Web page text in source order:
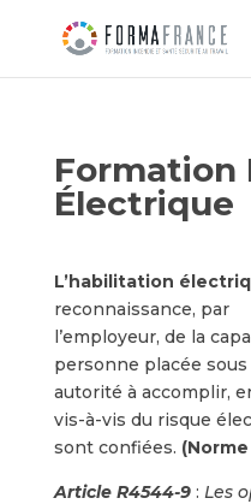
Formation
Électrique
L’habilitation
reconnaissance, par
l’employeur, de la
personne placée sous
autorité à accomplir,
vis-à-vis du risque
sont confiées. (Norme
Article R4544-9: Les